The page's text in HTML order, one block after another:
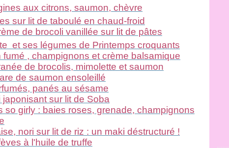
aux citrons, saumon, chèvre
sur lit de taboulé en chaud-froid
de brocoli vanillée sur lit de pâtes
et ses légumes de Printemps croquants
, champignons et crème balsamique
de brocolis, mimolette et saumon
de saumon ensoleillé
panés au sésame
sur lit de Soba
so girly : baies roses, grenade, champignons
nori sur lit de riz : un maki déstructuré !
à l'huile de truffe